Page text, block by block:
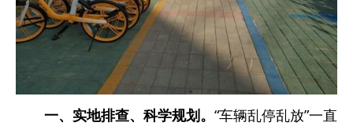
一、实地排查、科学规划。 “车辆乱停乱放”一直